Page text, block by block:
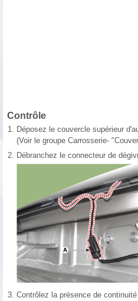
Contrôle
1. Déposez le couvercle supérieur
(Voir le groupe Carrosserie-
2. Débranchez le connecteur de
3. Contrôlez la présence de